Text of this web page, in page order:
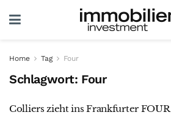
Home Tag Four
Schlagwort: Four
Colliers zieht ins Frankfurter FOUR